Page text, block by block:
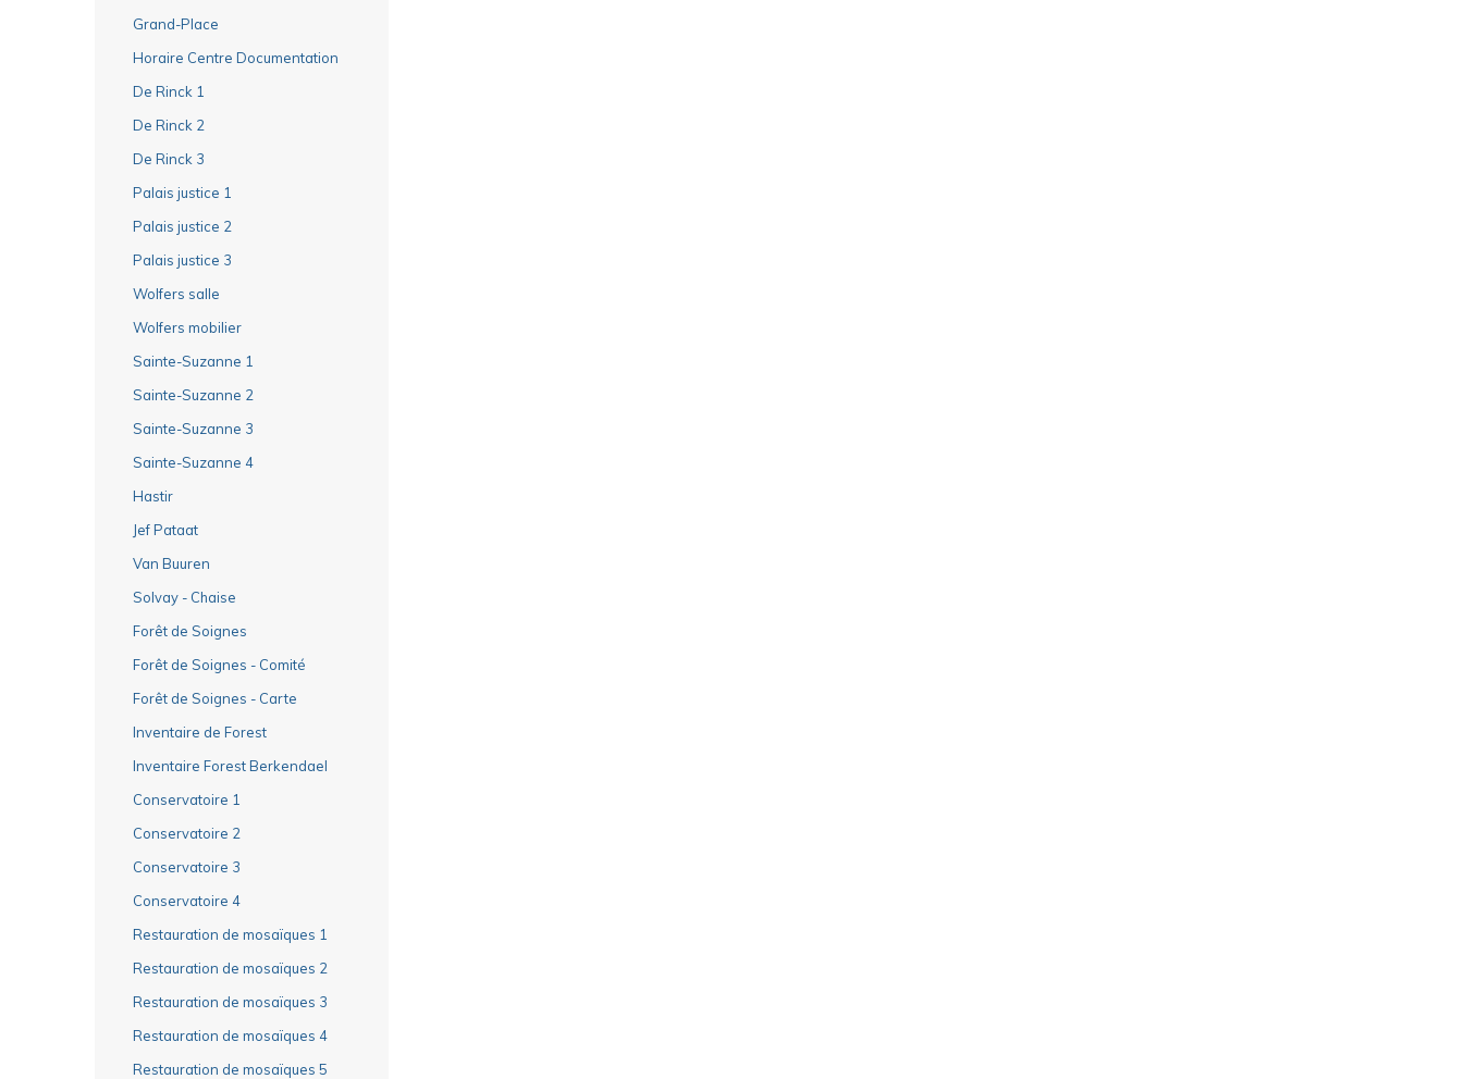
Grand-Place
Horaire Centre Documentation
De Rinck 1
De Rinck 2
De Rinck 3
Palais justice 1
Palais justice 2
Palais justice 3
Wolfers salle
Wolfers mobilier
Sainte-Suzanne 1
Sainte-Suzanne 2
Sainte-Suzanne 3
Sainte-Suzanne 4
Hastir
Jef Pataat
Van Buuren
Solvay - Chaise
Forêt de Soignes
Forêt de Soignes - Comité
Forêt de Soignes - Carte
Inventaire de Forest
Inventaire Forest Berkendael
Conservatoire 1
Conservatoire 2
Conservatoire 3
Conservatoire 4
Restauration de mosaïques 1
Restauration de mosaïques 2
Restauration de mosaïques 3
Restauration de mosaïques 4
Restauration de mosaïques 5